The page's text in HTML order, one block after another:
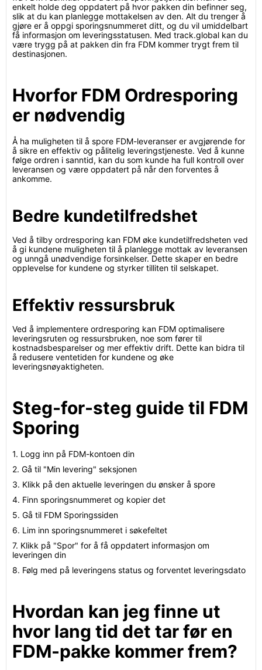
enkelt holde deg oppdatert på hvor pakken din befinner seg,
slik at du kan planlegge mottakelsen av den. Alt du trenger å
gjøre er å oppgi sporingsnummeret ditt, og du vil umiddelbart
få informasjon om leveringsstatusen. Med track.global kan du
være trygg på at pakken din fra FDM kommer trygt frem til
destinasjonen.
Hvorfor FDM Ordresporing
er nødvendig
Å ha muligheten til å spore FDM-leveranser er avgjørende for
å sikre en effektiv og pålitelig leveringstjeneste. Ved å kunne
følge ordren i sanntid, kan du som kunde ha full kontroll over
leveransen og være oppdatert på når den forventes å
ankomme.
Bedre kundetilfredshet
Ved å tilby ordresporing kan FDM øke kundetilfredsheten ved
å gi kundene muligheten til å planlegge mottak av leveransen
og unngå unødvendige forsinkelser. Dette skaper en bedre
opplevelse for kundene og styrker tilliten til selskapet.
Effektiv ressursbruk
Ved å implementere ordresporing kan FDM optimalisere
leveringsruten og ressursbruken, noe som fører til
kostnadsbesparelser og mer effektiv drift. Dette kan bidra til
å redusere ventetiden for kundene og øke
leveringsnøyaktigheten.
Steg-for-steg guide til FDM
Sporing
1. Logg inn på FDM-kontoen din
2. Gå til "Min levering" seksjonen
3. Klikk på den aktuelle leveringen du ønsker å spore
4. Finn sporingsnummeret og kopier det
5. Gå til FDM Sporingssiden
6. Lim inn sporingsnummeret i søkefeltet
7. Klikk på "Spor" for å få oppdatert informasjon om
leveringen din
8. Følg med på leveringens status og forventet leveringsdato
Hvordan kan jeg finne ut
hvor lang tid det tar før en
FDM-pakke kommer frem?